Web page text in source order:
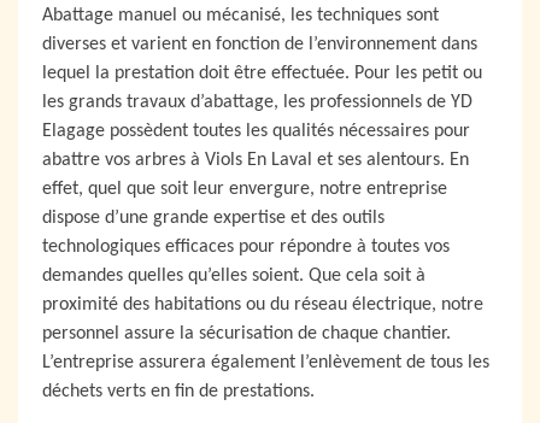
Abattage manuel ou mécanisé, les techniques sont
diverses et varient en fonction de l’environnement dans
lequel la prestation doit être effectuée. Pour les petit ou
les grands travaux d’abattage, les professionnels de YD
Elagage possèdent toutes les qualités nécessaires pour
abattre vos arbres à Viols En Laval et ses alentours. En
effet, quel que soit leur envergure, notre entreprise
dispose d’une grande expertise et des outils
technologiques efficaces pour répondre à toutes vos
demandes quelles qu’elles soient. Que cela soit à
proximité des habitations ou du réseau électrique, notre
personnel assure la sécurisation de chaque chantier.
L’entreprise assurera également l’enlèvement de tous les
déchets verts en fin de prestations.